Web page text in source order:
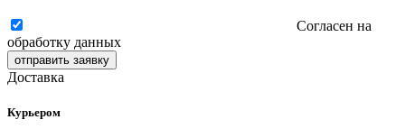
Согласен на
обработку данных
отправить заявку
Доставка
Курьером